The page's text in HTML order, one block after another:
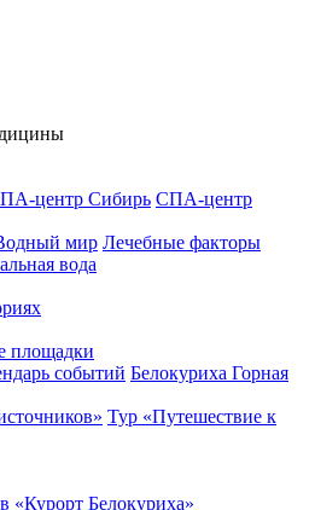
центр Сибирь СПА-центр
мир Лечебные факторы
вода
площадки
событий Белокуриха Горная
Тур «Путешествие к
«Курорт Белокуриха»